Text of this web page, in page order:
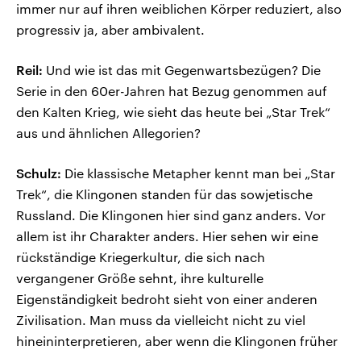
immer nur auf ihren weiblichen Körper reduziert, also
progressiv ja, aber ambivalent.
Reil: Und wie ist das mit Gegenwartsbezügen? Die
Serie in den 60er-Jahren hat Bezug genommen auf
den Kalten Krieg, wie sieht das heute bei „Star Trek“
aus und ähnlichen Allegorien?
Schulz: Die klassische Metapher kennt man bei „Star
Trek“, die Klingonen standen für das sowjetische
Russland. Die Klingonen hier sind ganz anders. Vor
allem ist ihr Charakter anders. Hier sehen wir eine
rückständige Kriegerkultur, die sich nach
vergangener Größe sehnt, ihre kulturelle
Eigenständigkeit bedroht sieht von einer anderen
Zivilisation. Man muss da vielleicht nicht zu viel
hineininterpretieren, aber wenn die Klingonen früher